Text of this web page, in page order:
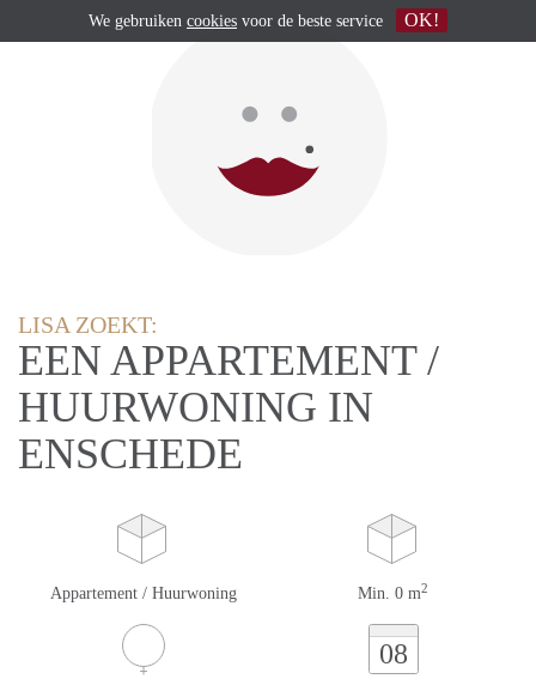
LISA ZOEKT:
EEN APPARTEMENT /
HUURWONING IN
ENSCHEDE
Appartement / Huurwoning Min. 0 m2
08
We gebruiken cookies voor de beste service OK!